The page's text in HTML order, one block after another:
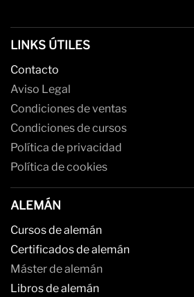
LINKS ÚTILES
Contacto
Aviso Legal
Condiciones de ventas
Condiciones de cursos
Política de privacidad
Política de cookies
ALEMÁN
Cursos de alemán
Certificados de alemán
Máster de alemán
Libros de alemán